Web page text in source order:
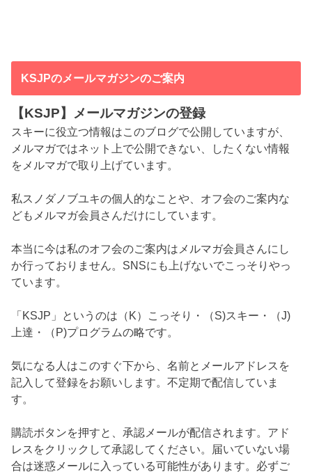
KSJPのメールマガジンのご案内
【KSJP】メールマガジンの登録
スキーに役立つ情報はこのブログで公開していますが、
メルマガではネット上で公開できない、したくない情報
をメルマガで取り上げています。
私スノダノブユキの個人的なことや、オフ会のご案内な
どもメルマガ会員さんだけにしています。
本当に今は私のオフ会のご案内はメルマガ会員さんにし
か行っておりません。SNSにも上げないでこっそりやっ
ています。
「KSJP」というのは（K）こっそり・（S)スキー・（J)
上達・（P)プログラムの略です。
気になる人はこのすぐ下から、名前とメールアドレスを
記入して登録をお願いします。不定期で配信していま
す。
購読ボタンを押すと、承認メールが配信されます。アド
レスをクリックして承認してください。届いていない場
合は迷惑メールに入っている可能性があります。必ずご